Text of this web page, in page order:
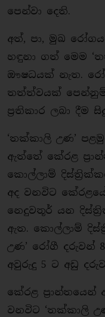
පෙන්වා දෙති.
අත්, පා, මුඛ
හඳුනා ගත් මෙම
ඖෂධයක් නැත.
තත්ත්වයක්
ප්‍රතිකාර ලබා දීම
‘තක්කාලි උණ’
ඇත්තේ කේරළ
කොල්ලාම්
අද වනවිට
නෙදුවතූර් යන
ඇත. කොල්ලාම්
උණ’ රෝගී දරුවන්
අවුරුදු 5 ට අඩු
කේරළ
වනවිට ‘තක්කාලි